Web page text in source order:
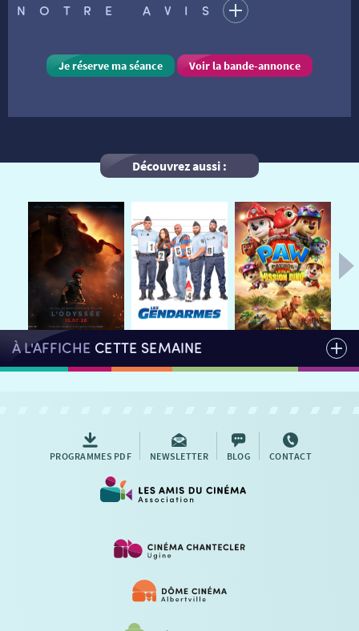
HORAIRES
LA PROG QUI OSE
AUTRES RENDEZ-VOUS
VISITE DE CABINE
STAGES VIDÉO
LES ATELIERS EN CLASSE
ADHÉRER
PARTENAIRES
LE REX
LE DORON
NOUS CONTACTER
NOTRE AVIS
Je réserve ma séance Voir la bande-annonce
Découvrez aussi :
À L'AFFICHE CETTE SEMAINE
PROGRAMMES PDF NEWSLETTER BLOG CONTACT